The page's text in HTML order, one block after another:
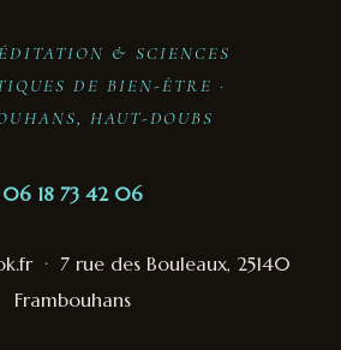
& SCIENCES
DE BIEN-ÊTRE ·
HAUT-DOUBS
06 18 73 42 06
· 7 rue des Bouleaux, 25140
Frambouhans